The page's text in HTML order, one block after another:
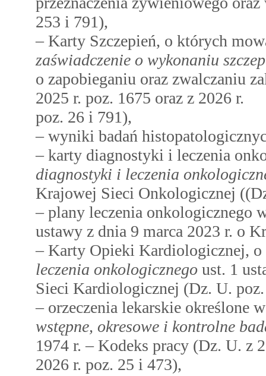
253 i 791),
– Karty Szczepień, o których
zaświadczenie o wykonaniu
o zapobieganiu oraz zwalczaniu
2025 r. poz. 1675 oraz z 2026 r.
poz. 26 i 791),
– wyniki badań
– karty diagnostyki i leczenia
diagnostyki i leczenia
Krajowej Sieci Onkologicznej
– plany leczenia onkologicznego
ustawy z dnia 9 marca 2023 r. o
– Karty Opieki Kardiologicznej,
leczenia onkologicznego ust. 1
Sieci Kardiologicznej (Dz. U.
– orzeczenia lekarskie określone
wstępne, okresowe i kontrolne
1974 r. – Kodeks pracy (Dz. U. z
2026 r. poz. 25 i 473),